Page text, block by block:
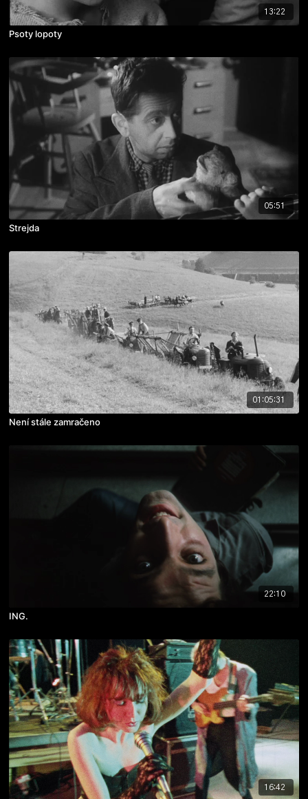
13:22
Psoty lopoty
05:51
Strejda
01:05:31
Není stále zamračeno
22:10
ING.
16:42